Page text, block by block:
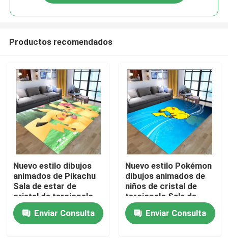
Hogar
PRODUCTOS
vídeos
Productos recomendados
Nuevo estilo dibujos
animados de Pikachu
Sala de estar de
cristal de terciopelo
para niños, dormitorio
Sala de estar
Alfombras de piso
Enviar Consulta
Nuevo estilo Pokémon
dibujos animados de
niños de cristal de
terciopelo Sala de
estar, dormitorio sala
de estar Alfombras de
suelo
Enviar Consulta